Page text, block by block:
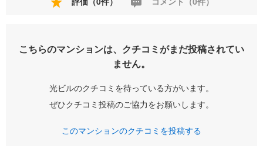
こちらのマンションは、クチコミがまだ投稿されてい
ません。
光ビルのクチコミを待っている方がいます。
ぜひクチコミ投稿のご協力をお願いします。
このマンションのクチコミを投稿する